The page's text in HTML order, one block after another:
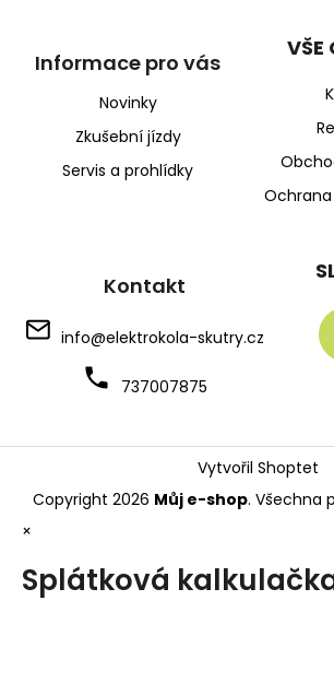
Informace pro vás
Novinky
Zkušební jízdy
Servis a prohlídky
VŠE
Kontakt
info@elektrokola-skutry.cz
737007875
Vytvořil Shoptet
Copyright 2026 Můj e-shop. Všechna
×
Splátková kalkulačka